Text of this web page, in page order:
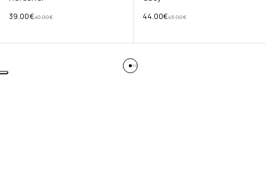
40.00€
39.00€ 45.00€
44.00€